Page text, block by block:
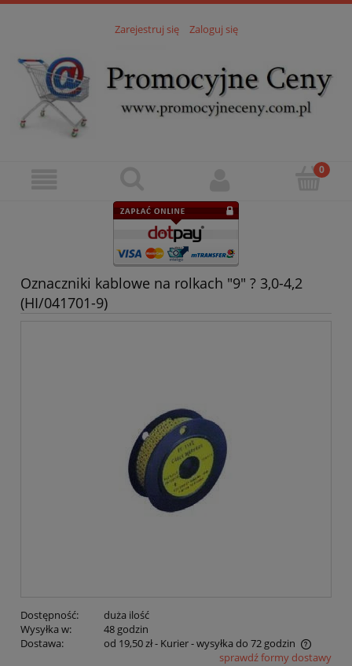
Zarejestruj się Zaloguj się
Oznaczniki kablowe na rolkach "9" ? 3,0-4,2
(HI/041701-9)
Dostępność:
duża ilość
Wysyłka w:
48 godzin
Dostawa:
od 19,50 zł- Kurier - wysyłka do 72 godzin
Cena nie zawiera ewentualnych kosztów płatnościsprawdź formy dostawy